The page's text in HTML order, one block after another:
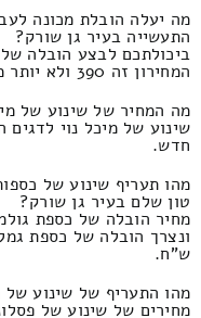
מה יעלה הובלת מכונה
התעשייה בעיר גן שורק?
ביכולתכם לבצע הובלה
המחירון זה 390 ולא יותר מ270 ש"ח.
מה המחיר של שינוע של
חדש.
מהו תעריף שינוע של
טון שלם בעיר גן שורק?
מחיר הובלה של כספת
ש"ח.
מהו התעריף של שינוע של
מחירים של שינוע של